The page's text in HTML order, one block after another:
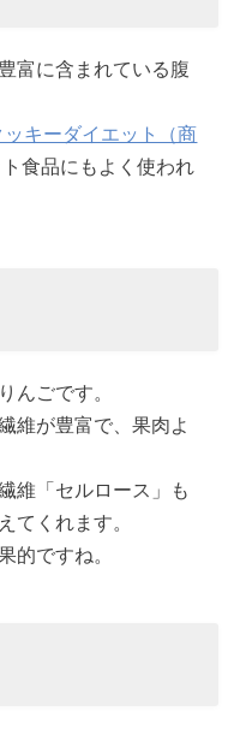
富に含まれている腹
キーダイエット（商
食品にもよく使われ
んごです。
維が豊富で、果肉よ
維「セルロース」も
てくれます。
的ですね。